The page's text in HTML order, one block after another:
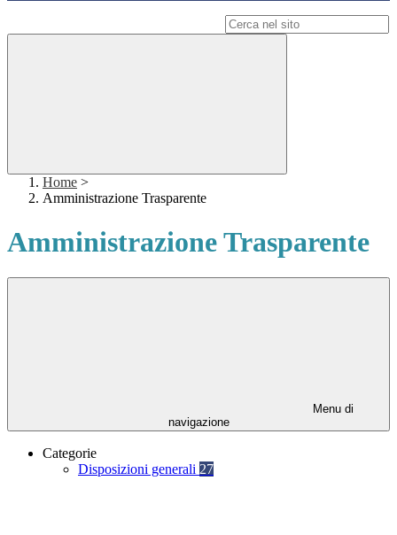
Home >
Amministrazione Trasparente
Amministrazione Trasparente
Menu di
navigazione
Categorie
Disposizioni generali 27